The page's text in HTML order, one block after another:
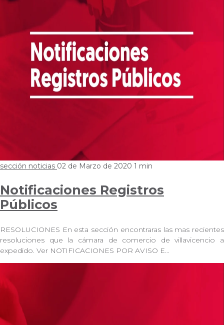
sección noticias 02 de Marzo de 2020 1 min
Notificaciones Registros
Públicos
RESOLUCIONES En esta sección encontraras las mas recientes
resoluciones que la cámara de comercio de villavicencio a
expedido. Ver NOTIFICACIONES POR AVISO E…